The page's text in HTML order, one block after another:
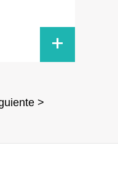
+
>